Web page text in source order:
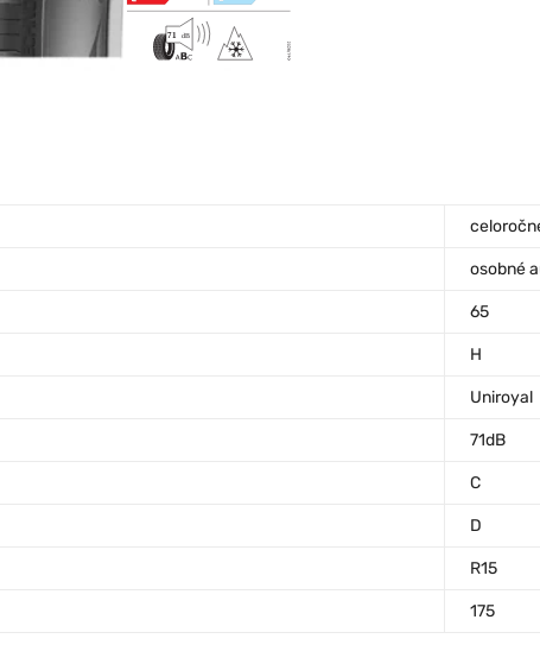
osobné
65
H
Uniroyal
71dB
C
D
R15
175